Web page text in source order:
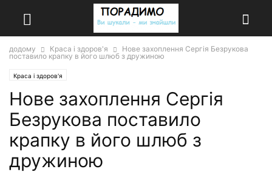
додому Краса і здоров'я
Нове захоплення Сергія Безрукова
поставило крапку в його шлюб з дружиною
Краса і здоров'я
Нове захоплення Сергія
Безрукова поставило
крапку в його шлюб з
дружиною